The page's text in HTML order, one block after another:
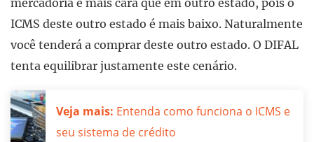
mercadoria é mais cara que em outro estado, pois o
ICMS deste outro estado é mais baixo. Naturalmente
você tenderá a comprar deste outro estado. O DIFAL
tenta equilibrar justamente este cenário.
Veja mais: Entenda como funciona o ICMS e
seu sistema de crédito